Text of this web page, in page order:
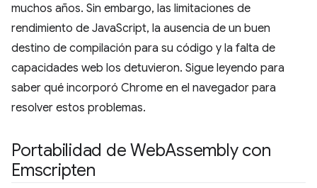
muchos años. Sin embargo, las limitaciones de
rendimiento de JavaScript, la ausencia de un buen
destino de compilación para su código y la falta de
capacidades web los detuvieron. Sigue leyendo para
saber qué incorporó Chrome en el navegador para
resolver estos problemas.
Portabilidad de WebAssembly con
Emscripten